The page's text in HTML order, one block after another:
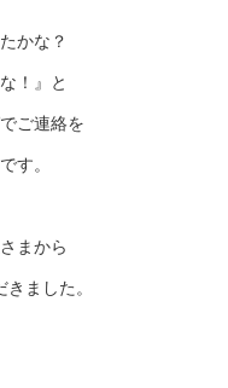
かな？
！』と
ご連絡を
す。
まから
ました。